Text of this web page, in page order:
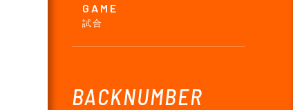
GAME
試合
BACKNUMBER